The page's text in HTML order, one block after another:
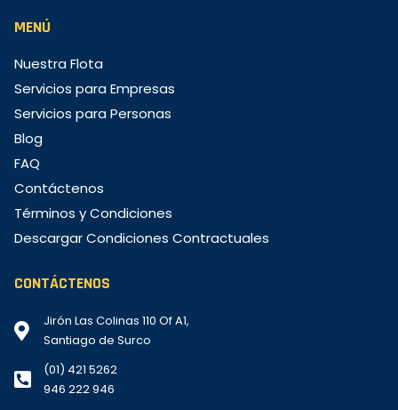
MENÚ
Nuestra Flota
Servicios para Empresas
Servicios para Personas
Blog
FAQ
Contáctenos
Términos y Condiciones
Descargar Condiciones Contractuales
CONTÁCTENOS
Jirón Las Colinas 110 Of A1,
Santiago de Surco
(01) 421 5262
946 222 946